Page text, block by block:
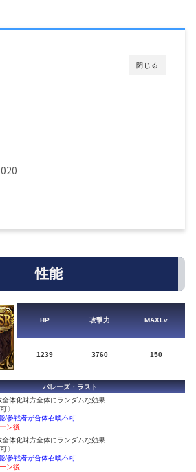
閉じる
性能
HP 攻撃力 MAXLv
1239 3760 150
パレーズ・ラスト
体化味方全体にランダムな効果
〕
/参戦者が合体召喚不可
ン後
体化味方全体にランダムな効果
〕
/参戦者が合体召喚不可
ン後